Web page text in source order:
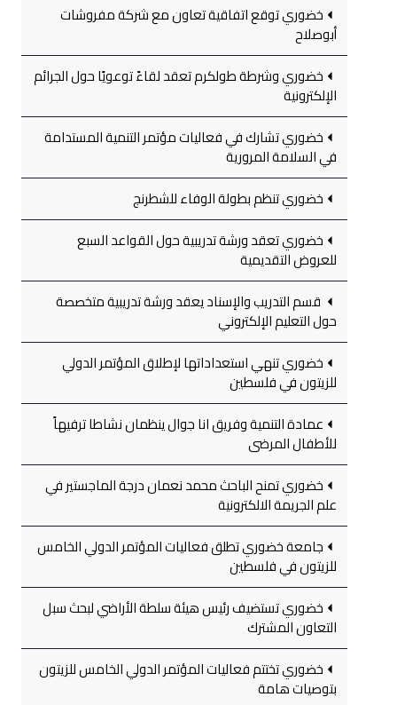
خضوري توقع اتفاقية تعاون مع شركة مفروشات
أبوصلاح
خضوري وشرطة طولكرم تعقد لقاءً توعويًا حول الجرائم
الإلكترونية
خضوري تشارك في فعاليات مؤتمر التنمية المستدامة
في السلامة المرورية
خضوري تنظم بطولة الوفاء للشطرنج
خضوري تعقد ورشة تدريبية حول القواعد السبع
للعروض التقديمية
قسم التدريب والإسناد يعقد ورشة تدريبية متخصصة
حول التعليم الإلكتروني
خضوري تنهي استعداداتها لإطلاق المؤتمر الدولي
للزيتون في فلسطين
عمادة التنمية وفريق انا جوال ينظمان نشاطا ترفيهاً
للأطفال المرضى
خضوري تمنح الباحث محمد نعمان درجة الماجستير في
علم الجريمة الالكترونية
جامعة خضوري تطلق فعاليات المؤتمر الدولي الخامس
للزيتون في فلسطين
خضوري تستضيف رئيس هيئة سلطة الأراضي لبحث سبل
التعاون المشترك
خضوري تختتم فعاليات المؤتمر الدولي الخامس للزيتون
بتوصيات هامة